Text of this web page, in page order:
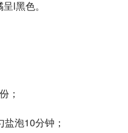
l黑色。
；
泡10分钟；